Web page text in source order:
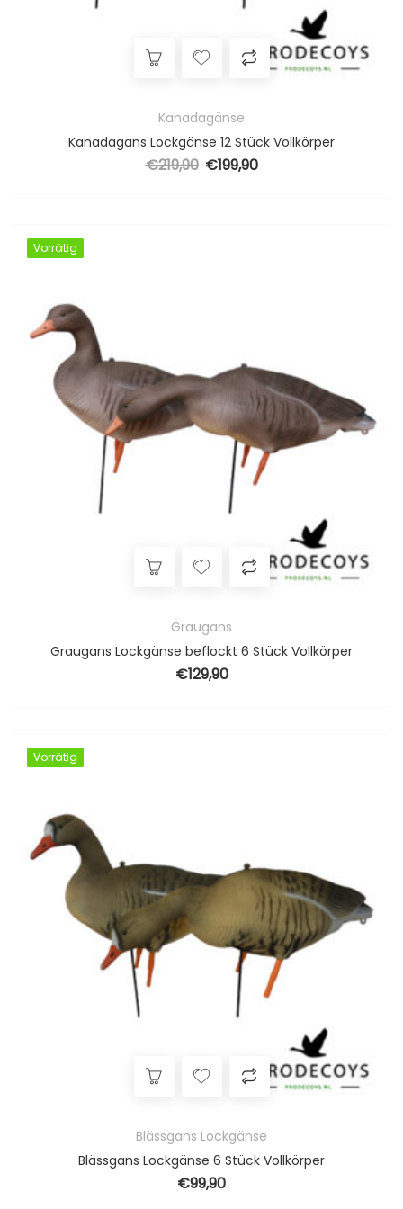
Kanadagänse
Kanadagans Lockgänse 12 Stück Vollkörper
€219,90 Ursprünglicher Preis war: €219,90
€199,90
Vorrätig
Vorrätig
Graugans
Graugans Lockgänse beflockt 6 Stück Vollkörper
€129,90
Vorrätig
Vorrätig
Blässgans Lockgänse
Blässgans Lockgänse 6 Stück Vollkörper
€99,90